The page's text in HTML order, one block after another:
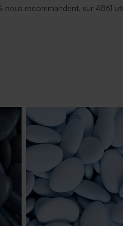
nous recommandent, sur 4861